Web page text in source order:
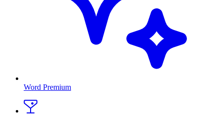
Word Premium